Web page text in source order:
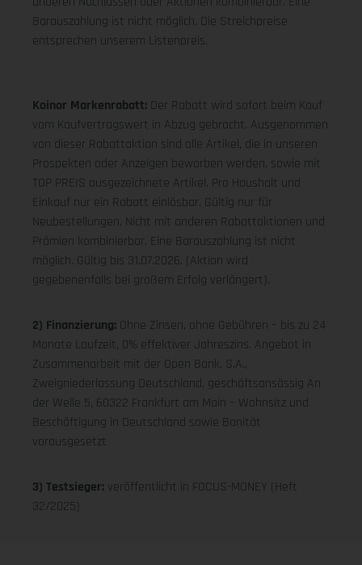
Barauszahlung ist nicht möglich. Die Streichpreise
entsprechen unserem Listenpreis.
Koinor Markenrabatt: Der Rabatt wird sofort beim Kauf
vom Kaufvertragswert in Abzug gebracht. Ausgenommen
von dieser Rabattaktion sind alle Artikel, die in unseren
Prospekten oder Anzeigen beworben werden, sowie mit
TOP PREIS ausgezeichnete Artikel. Pro Haushalt und
Einkauf nur ein Rabatt einlösbar. Gültig nur für
Neubestellungen. Nicht mit anderen Rabattaktionen und
Prämien kombinierbar. Eine Barauszahlung ist nicht
möglich. Gültig bis 31.07.2026. (Aktion wird
gegebenenfalls bei großem Erfolg verlängert).
2) Finanzierung: Ohne Zinsen, ohne Gebühren – bis zu 24
Monate Laufzeit, 0% effektiver Jahreszins. Angebot in
Zusammenarbeit mit der Open Bank, S.A.,
Zweigniederlassung Deutschland, geschäftsansässig An
der Welle 5, 60322 Frankfurt am Main – Wohnsitz und
Beschäftigung in Deutschland sowie Bonität
vorausgesetzt
3) Testsieger: veröffentlicht in FOCUS-MONEY (Heft
32/2025)